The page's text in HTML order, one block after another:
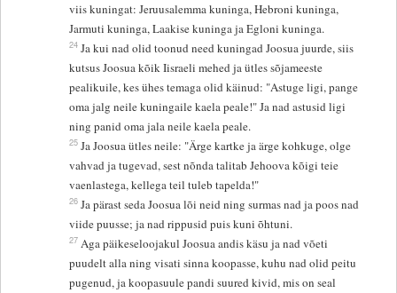
viis kuningat: Jeruusalemma kuninga, Hebroni kuninga,
Jarmuti kuninga, Laakise kuninga ja Egloni kuninga.
24 Ja kui nad olid toonud need kuningad Joosua juurde, siis
kutsus Joosua kõik Iisraeli mehed ja ütles sõjameeste
pealikuile, kes ühes temaga olid käinud: "Astuge ligi, pange
oma jalg neile kuningaile kaela peale!" Ja nad astusid ligi
ning panid oma jala neile kaela peale.
25 Ja Joosua ütles neile: "Ärge kartke ja ärge kohkuge, olge
vahvad ja tugevad, sest nõnda talitab Jehoova kõigi teie
vaenlastega, kellega teil tuleb tapelda!"
26 Ja pärast seda Joosua lõi neid ning surmas nad ja poos nad
viide puusse; ja nad rippusid puis kuni õhtuni.
27 Aga päikeseloojakul Joosua andis käsu ja nad võeti
puudelt alla ning visati sinna koopasse, kuhu nad olid peitu
pugenud, ja koopasuule pandi suured kivid, mis on seal